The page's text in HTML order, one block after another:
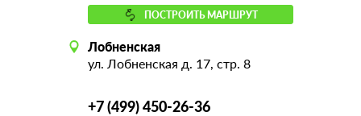
ПОСТРОИТЬ МАРШРУТ
Лобненская
ул. Лобненская д. 17, стр. 8
+7 (499) 450-26-36